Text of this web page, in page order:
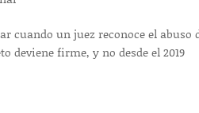
cuando un juez reconoce el abuso
deviene firme, y no desde el 2019